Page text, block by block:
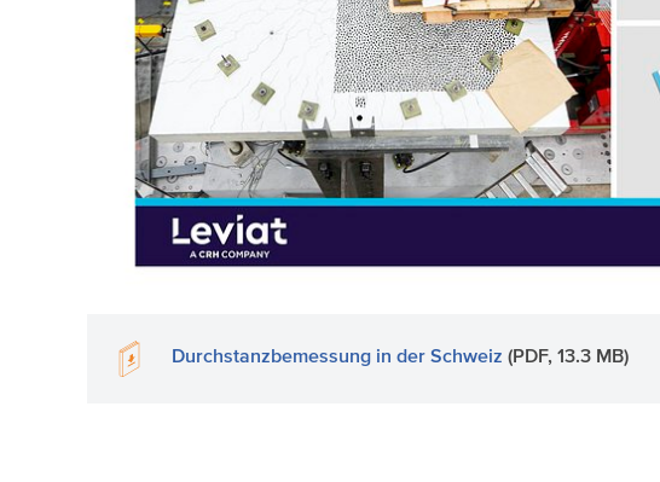
Durchstanzbemessung in der Schweiz (PDF, 13.3 MB)